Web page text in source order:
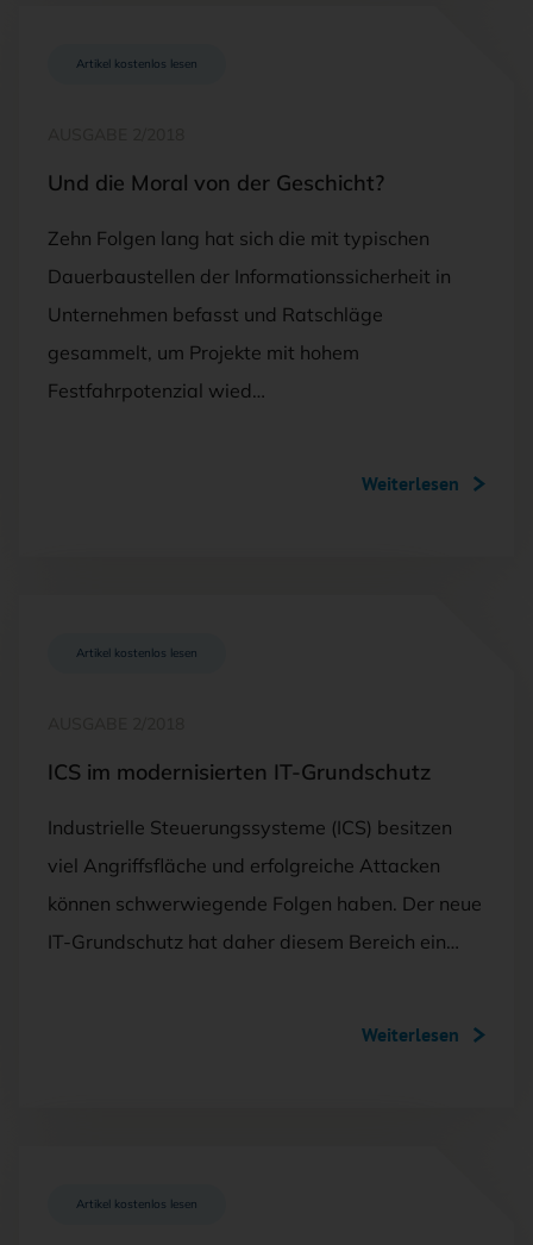
Artikel kostenlos lesen
Und die Moral von der Geschicht?
Zehn Folgen lang hat sich die mit typischen
Dauerbaustellen der Informationssicherheit in
Unternehmen befasst und Ratschläge
gesammelt, um Projekte mit hohem
Festfahrpotenzial wied…
Weiterlesen
Artikel kostenlos lesen
ICS im modernisierten IT-Grundschutz
Industrielle Steuerungssysteme (ICS) besitzen
viel Angriffsfläche und erfolgreiche Attacken
können schwerwiegende Folgen haben. Der neue
IT-Grundschutz hat daher diesem Bereich ein…
Weiterlesen
Artikel kostenlos lesen